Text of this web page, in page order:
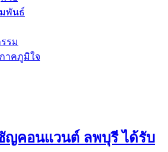
พันธ์
รม
าคภูมิใจ
ญคอนแวนต์ ลพบุรี ได้รับ